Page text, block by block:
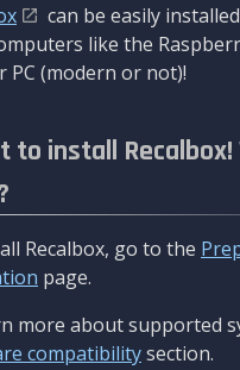
can be easily
like the
PC (modern or not)!
to install Recalbox!
Recalbox, go to the
page.
more about supported
compatibilitysection.